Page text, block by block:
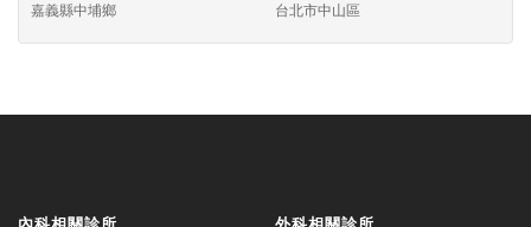
嘉義縣中埔鄉 台北市中山區